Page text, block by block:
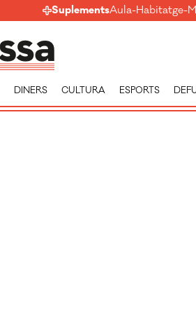
SuplementsAula-Habitatge-
DINERS CULTURA ESPORTS